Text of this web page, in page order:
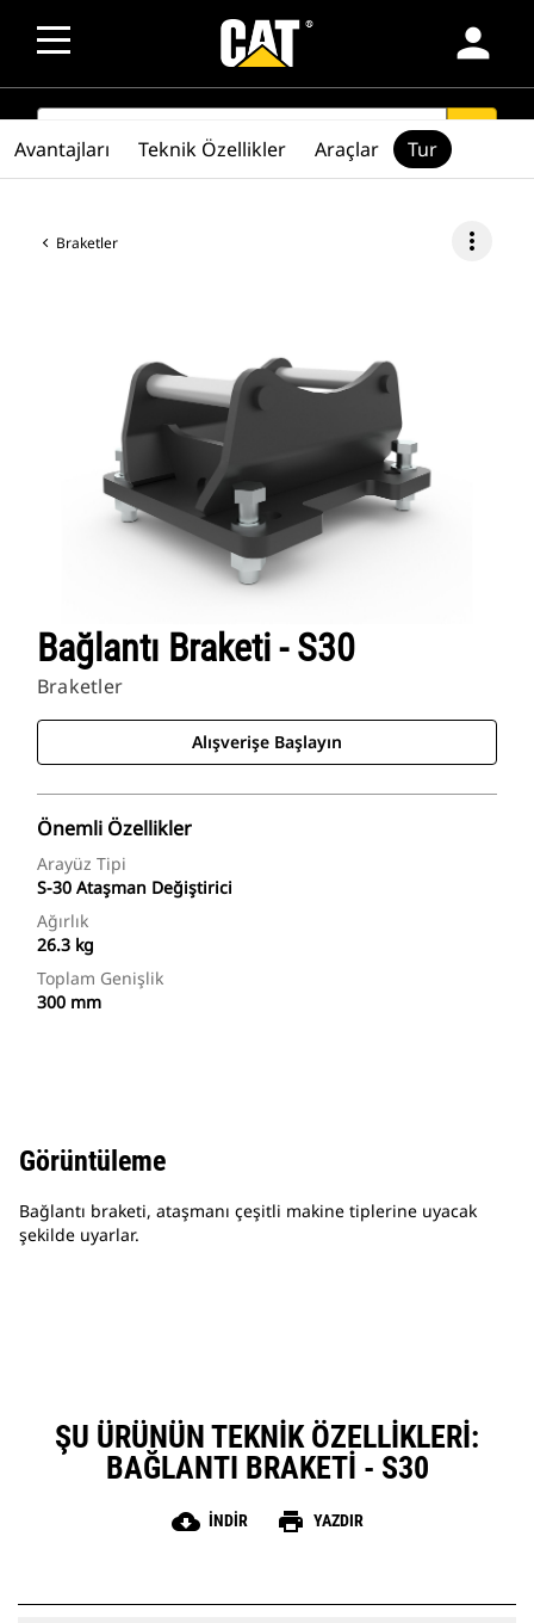
person
SEARCH
Braketler more_vert
Bağlantı Braketi - S30
Braketler
Alışverişe Başlayın
Önemli Özellikler
Arayüz Tipi
S-30 Ataşman Değiştirici
Ağırlık
26.3 kg
Toplam Genişlik
300 mm
Avantajları Teknik Özellikler Araçlar Tur
Görüntüleme
Bağlantı braketi, ataşmanı çeşitli makine tiplerine uyacak
şekilde uyarlar.
ŞU ÜRÜNÜN TEKNIK ÖZELLIKLERI:
BAĞLANTI BRAKETI - S30
cloud_download İNDIR print YAZDIR